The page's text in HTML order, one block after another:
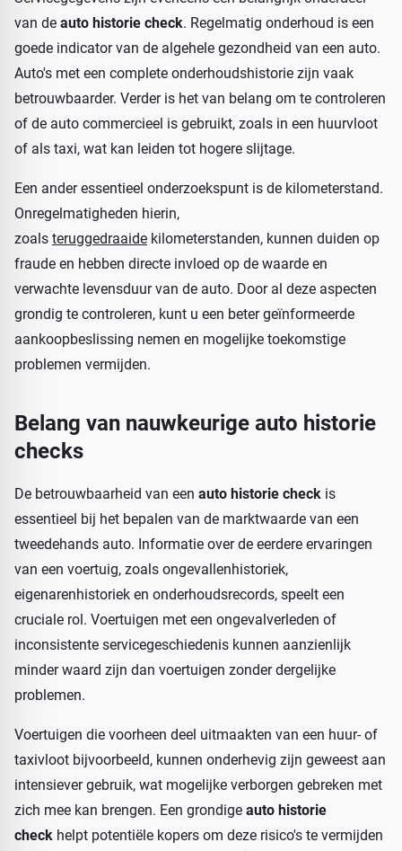
van de auto historie check. Regelmatig onderhoud is een
goede indicator van de algehele gezondheid van een auto.
Auto's met een complete onderhoudshistorie zijn vaak
betrouwbaarder. Verder is het van belang om te controleren
of de auto commercieel is gebruikt, zoals in een huurvloot
of als taxi, wat kan leiden tot hogere slijtage.
Een ander essentieel onderzoekspunt is de kilometerstand.
Onregelmatigheden hierin,
zoals teruggedraaide kilometerstanden, kunnen duiden op
fraude en hebben directe invloed op de waarde en
verwachte levensduur van de auto. Door al deze aspecten
grondig te controleren, kunt u een beter geïnformeerde
aankoopbeslissing nemen en mogelijke toekomstige
problemen vermijden.
Belang van nauwkeurige auto historie
checks
De betrouwbaarheid van een auto historie check is
essentieel bij het bepalen van de marktwaarde van een
tweedehands auto. Informatie over de eerdere ervaringen
van een voertuig, zoals ongevallenhistoriek,
eigenarenhistoriek en onderhoudsrecords, speelt een
cruciale rol. Voertuigen met een ongevalverleden of
inconsistente servicegeschiedenis kunnen aanzienlijk
minder waard zijn dan voertuigen zonder dergelijke
problemen.
Voertuigen die voorheen deel uitmaakten van een huur- of
taxivloot bijvoorbeeld, kunnen onderhevig zijn geweest aan
intensiever gebruik, wat mogelijke verborgen gebreken met
zich mee kan brengen. Een grondige auto historie
check helpt potentiële kopers om deze risico's te vermijden